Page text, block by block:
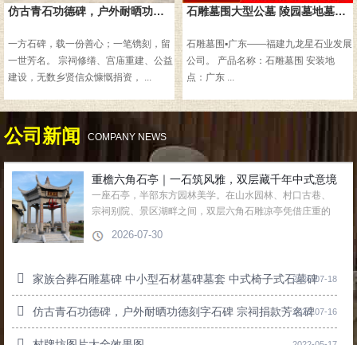
仿古青石功德碑，户外耐晒功德刻字石碑 宗祠捐款芳名碑
一方石碑，载一份善心；一笔镌刻，留
一世芳名。 宗祠修缮、宫庙重建、公益
建设，无数乡贤信众慷慨捐资， ...
石雕墓围大型公墓 陵园墓地墓碑 农村墓园石碑
石雕墓围▪广东——福建九龙星石业发展
公司。 产品名称：石雕墓围 安装地
点：广东 ...
公司新闻 COMPANY NEWS
重檐六角石亭｜一石筑风雅，双层藏千年中式意境
一座石亭，半部东方园林美学。在山水园林、村口古巷、
宗祠别院、景区湖畔之间，双层六角石雕凉亭凭借庄重的
2026-07-30
家族合葬石雕墓碑 中小型石材墓碑墓套 中式椅子式石墓碑
2026-07-18
仿古青石功德碑，户外耐晒功德刻字石碑 宗祠捐款芳名碑2026-07-16